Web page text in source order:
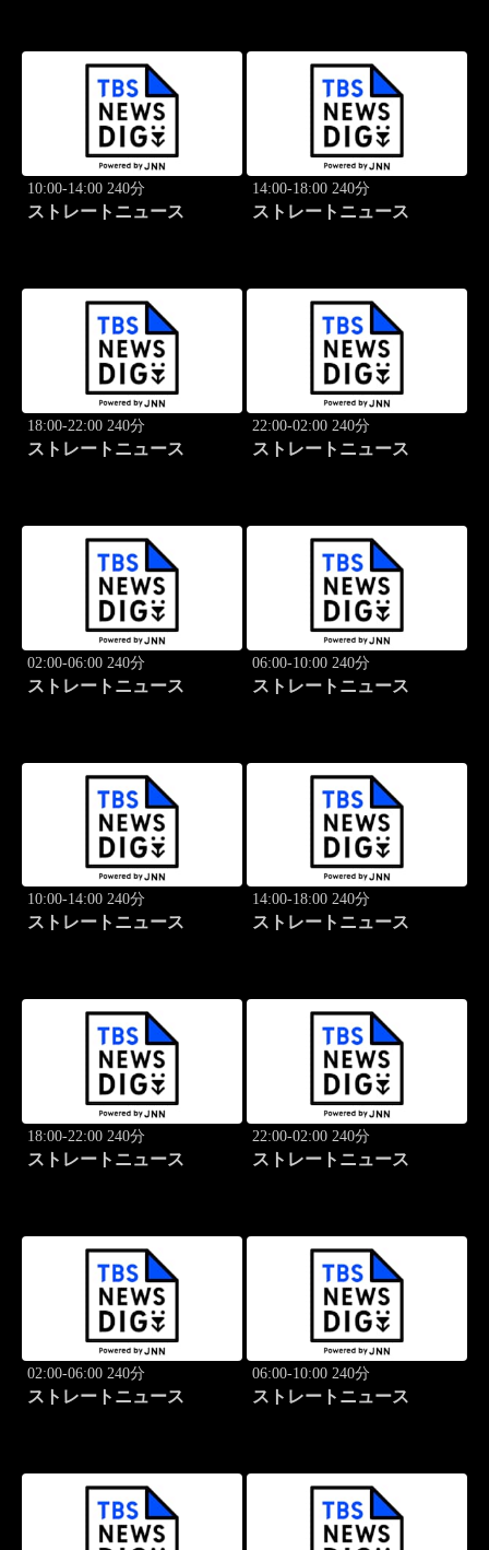
10:00-14:00 240分
ストレートニュース
14:00-18:00 240分
ストレートニュース
18:00-22:00 240分
ストレートニュース
22:00-02:00 240分
ストレートニュース
02:00-06:00 240分
ストレートニュース
06:00-10:00 240分
ストレートニュース
10:00-14:00 240分
ストレートニュース
14:00-18:00 240分
ストレートニュース
18:00-22:00 240分
ストレートニュース
22:00-02:00 240分
ストレートニュース
02:00-06:00 240分
ストレートニュース
06:00-10:00 240分
ストレートニュース